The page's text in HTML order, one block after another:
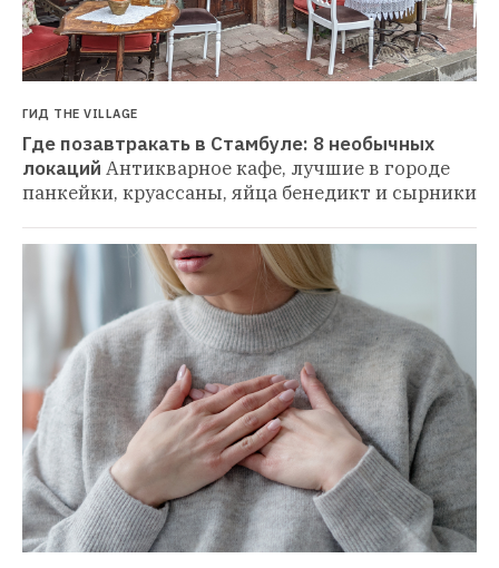
ГИД THE VILLAGE
Где позавтракать в Стамбуле: 8 необычных
локаций Антикварное кафе, лучшие в городе
панкейки, круассаны, яйца бенедикт и сырники